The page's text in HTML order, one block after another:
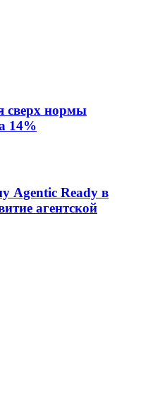
сверх нормы
14%
Agentic Ready в
агентской